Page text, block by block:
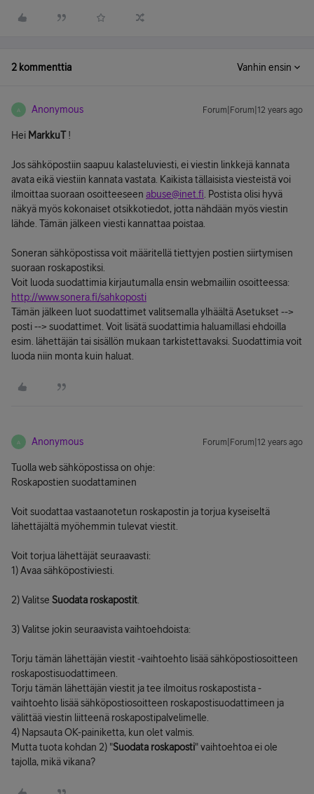
2 kommenttia Vanhin ensin
A Anonymous Forum|Forum|12 years ago
Hei MarkkuT!
Jos sähköpostiin saapuu kalasteluviesti, ei viestin linkkejä kannata
avata eikä viestiin kannata vastata. Kaikista tällaisista viesteistä voi
ilmoittaa suoraan osoitteeseen abuse@inet.fi . Postista olisi hyvä
näkyä myös kokonaiset otsikkotiedot, jotta nähdään myös viestin
lähde. Tämän jälkeen viesti kannattaa poistaa.
Soneran sähköpostissa voit määritellä tiettyjen postien siirtymisen
suoraan roskapostiksi.
Voit luoda suodattimia kirjautumalla ensin webmailiin osoitteessa:
http://www.sonera.fi/sahkoposti
Tämän jälkeen luot suodattimet valitsemalla ylhäältä Asetukset -->
posti --> suodattimet. Voit lisätä suodattimia haluamillasi ehdoilla
esim. lähettäjän tai sisällön mukaan tarkistettavaksi. Suodattimia voit
luoda niin monta kuin haluat.
A Anonymous Forum|Forum|12 years ago
Tuolla web sähköpostissa on ohje:
Roskapostien suodattaminen
Voit suodattaa vastaanotetun roskapostin ja torjua kyseiseltä
lähettäjältä myöhemmin tulevat viestit.
Voit torjua lähettäjät seuraavasti:
1) Avaa sähköpostiviesti.
2) Valitse Suodata roskapostit
3) Valitse jokin seuraavista vaihtoehdoista:
Torju tämän lähettäjän viestit -vaihtoehto lisää sähköpostiosoitteen
roskapostisuodattimeen.
Torju tämän lähettäjän viestit ja tee ilmoitus roskapostista -
vaihtoehto lisää sähköpostiosoitteen roskapostisuodattimeen ja
välittää viestin liitteenä roskapostipalvelimelle.
4) Napsauta OK-painiketta, kun olet valmis.
Mutta tuota kohdan 2) "Suodata roskaposti" vaihtoehtoa ei ole
tajolla, mikä vikana?